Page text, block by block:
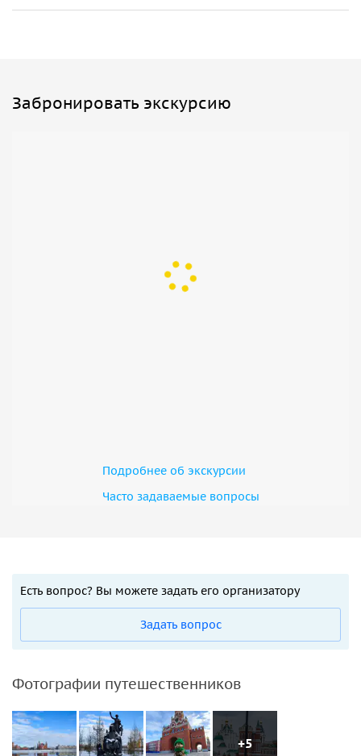
Забронировать экскурсию
Подробнее об экскурсии
Часто задаваемые вопросы
Есть вопрос? Вы можете задать его организатору
Задать вопрос
Фотографии путешественников
+5